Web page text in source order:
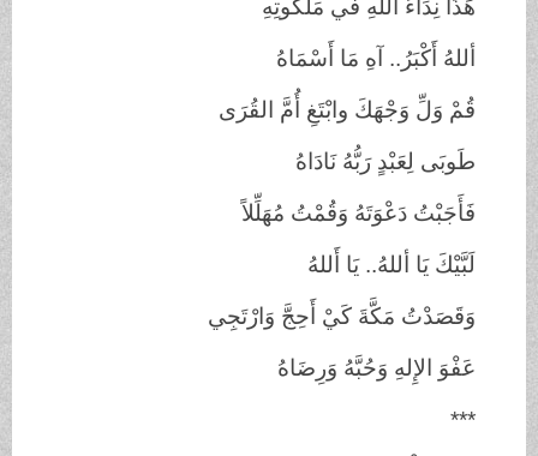
هَذَا نِدَاءُ اللهِ في مَلَكُوتِهِ
أللهُ أَكْبَرُ.. آهِ مَا أَسْمَاهُ
قُمْ وَلِّ وَجْهَكَ وابْتَغِ أُمَّ القُرَى
طَوبَى لِعَبْدٍ رَبُّهُ نَادَاهُ
فَأَجَبْتُ دَعْوَتَهُ وَقُمْتُ مُهَلِّلاً
لَبَّيْكَ يَا أللهُ.. يَا أَللهُ
وَقَصَدْتُ مَكَّةَ كَيْ أَحِجَّ وَارْتَجِي
عَفْوَ الإِلهِ وَحُبَّهُ وَرِضَاهُ
***